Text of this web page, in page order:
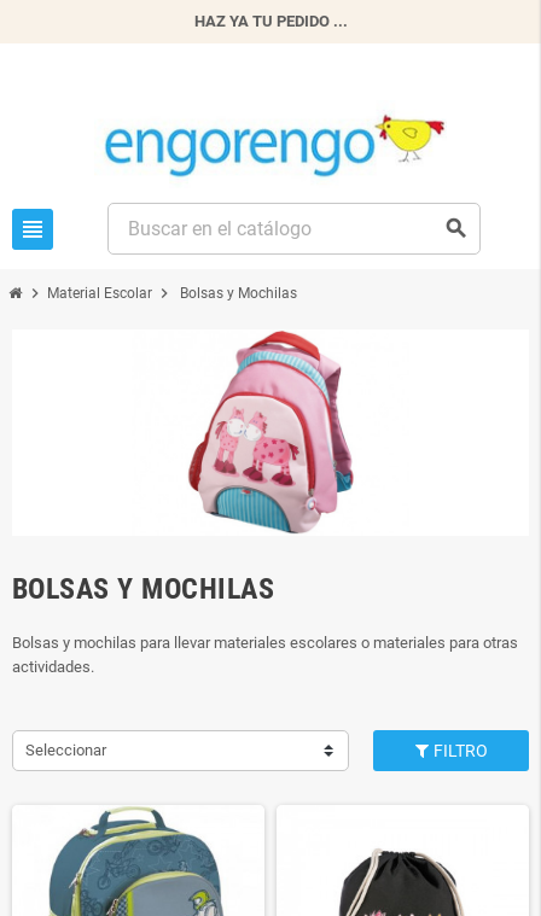
HAZ YA TU PEDIDO ...
view_headline search
chevron_right Material Escolar chevron_right Bolsas y Mochilas
BOLSAS Y MOCHILAS
Bolsas y mochilas para llevar materiales escolares o materiales para otras
actividades.
Seleccionar FILTRO